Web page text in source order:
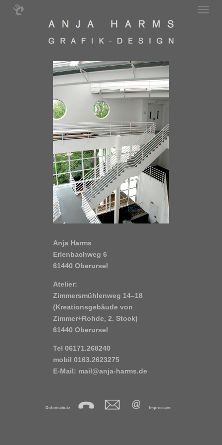
Anja Harms
Erlenbachweg 6
61440 Oberursel
Atelier:
Zimmersmühlenweg 14–18
(Kreationsgebäude von
Zimmer+Rohde, 2. Stock)
61440 Oberursel
Tel 06171.268240
mobil 0163.2623275
E-Mail: mail@anja-harms.de